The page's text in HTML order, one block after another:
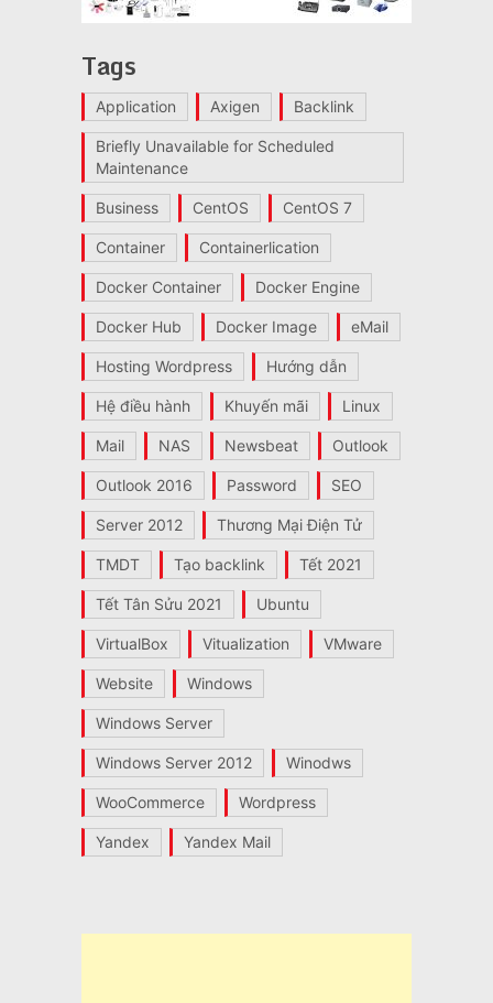
Tags
Application Axigen Backlink
Briefly Unavailable for Scheduled
Maintenance
Business CentOS CentOS 7
Container Containerlication
Docker Container Docker Engine
Docker Hub Docker Image eMail
Hosting Wordpress Hướng dẫn
Hệ điều hành Khuyến mãi Linux
Mail NAS Newsbeat Outlook
Outlook 2016 Password SEO
Server 2012 Thương Mại Điện Tử
TMDT Tạo backlink Tết 2021
Tết Tân Sửu 2021 Ubuntu
VirtualBox Vitualization VMware
Website Windows
Windows Server
Windows Server 2012 Winodws
WooCommerce Wordpress
Yandex Yandex Mail